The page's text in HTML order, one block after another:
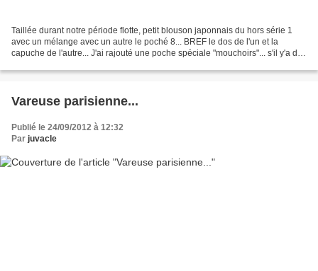
Taillée durant notre période flotte, petit blouson japonnais du hors série 1
avec un mélange avec un autre le poché 8... BREF le dos de l'un et la
capuche de l'autre... J'ai rajouté une poche spéciale "mouchoirs"... s'il y'a de
Vareuse parisienne...
Publié le 24/09/2012 à 12:32
Par juvacle